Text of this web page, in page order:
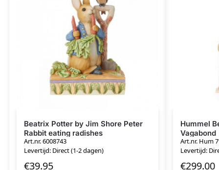
Beatrix Potter by Jim Shore Peter
Rabbit eating radishes
Art.nr. 6008743
Levertijd: Direct (1-2 dagen)
€39.95
Hummel
Vagabond
Art.nr. Hum
Levertijd:
€299.00